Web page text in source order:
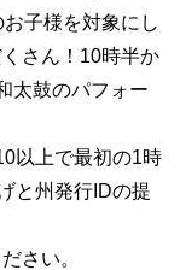
子様を対象にし
さん！10時半か
太鼓のパフォー
以上で最初の1時
と州発行IDの提
さい。